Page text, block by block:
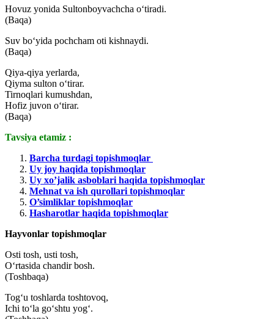
Hovuz yonida Sultonboyvachcha o‘tiradi.
(Baqa)
Suv bo‘yida pochcham oti kishnaydi.
(Baqa)
Qiya-qiya yerlarda,
Qiyma sulton o‘tirar.
Tirnoqlari kumushdan,
Hofiz juvon o‘tirar.
(Baqa)
Tavsiya etamiz :
Barcha turdagi topishmoqlar
Uy joy haqida topishmoqlar
Uy xo’jalik asboblari haqida topishmoqlar
Mehnat va ish qurollari topishmoqlar
O’simliklar topishmoqlar
Hasharotlar haqida topishmoqlar
Hayvonlar topishmoqlar
Osti tosh, usti tosh,
O‘rtasida chandir bosh.
(Toshbaqa)
Tog‘u toshlarda toshtovoq,
Ichi to‘la go‘shtu yog‘.